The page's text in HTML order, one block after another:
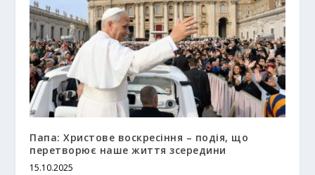
Папа: Христове воскресіння – подія, що
перетворює наше життя зсередини
15.10.2025